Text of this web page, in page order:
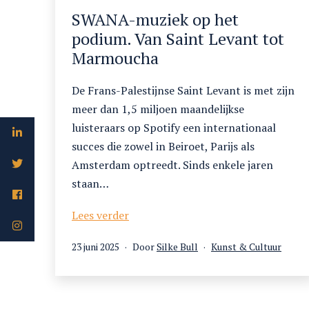
SWANA-muziek op het
podium. Van Saint Levant tot
Marmoucha
De Frans-Palestijnse Saint Levant is met zijn
meer dan 1,5 miljoen maandelijkse
luisteraars op Spotify een internationaal
succes die zowel in Beiroet, Parijs als
Amsterdam optreedt. Sinds enkele jaren
staan…
Lees verderSWANA-
op
Gepubliceerd
23 juni 2025 DoorSilke Bull
Gecategoriseerd
Kunst & Cultuur